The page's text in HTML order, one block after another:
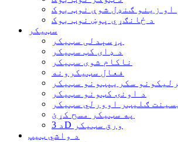
او زینو ګنډل شوې نوټ بوک
د ځانګړي پوښ نوټ بوک
سټیکر
پړسېدلی سټیکر
د ډای کټ سټیکر
ناکام شوی سټیکر
فعال سټیکرونه
سکریپټونو سټیکر
د اونۍ کټونو سټیکر
ګلیټر اوورلي سټیکر
په سټیکر مسح کړئ
د 3D ورق سټیکر
د واشي ټیپ